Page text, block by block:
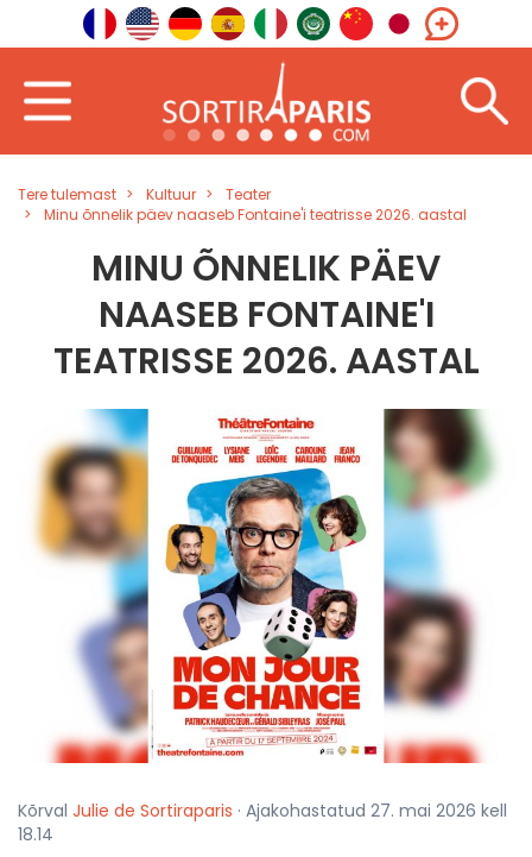
Tere tulemast Kultuur
Teater
Minu õnnelik päev naaseb Fontaine'i teatrisse 2026. aastal
MINU ÕNNELIK PÄEV
NAASEB FONTAINE'I
TEATRISSE 2026. AASTAL
Kõrval Julie de Sortiraparis · Ajakohastatud 27. mai 2026 kell
18.14